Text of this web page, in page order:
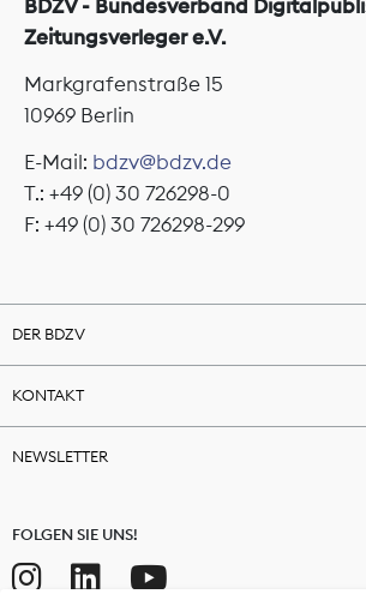
BDZV - Bundesverband
Zeitungsverleger e.V.
Markgrafenstraße 15
10969 Berlin
E-Mail: bdzv@bdzv.de
T.: +49 (0) 30 726298-0
F: +49 (0) 30 726298-299
DER BDZV
KONTAKT
NEWSLETTER
FOLGEN SIE UNS!